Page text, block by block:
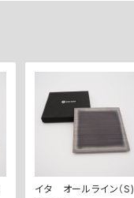
イタ オールライン（S)